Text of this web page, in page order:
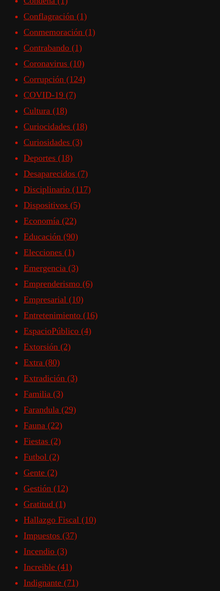
Conflagración (1)
Conmemoración (1)
Contrabando (1)
Coronavirus (10)
Corrupción (124)
COVID-19 (7)
Cultura (18)
Curiocidades (18)
Curiosidades (3)
Deportes (18)
Desaparecidos (7)
Disciplinario (117)
Dispositivos (5)
Economía (22)
Educación (90)
Elecciones (1)
Emergencia (3)
Emprenderismo (6)
Empresarial (10)
Entretenimiento (16)
EspacioPúblico (4)
Extorsión (2)
Extra (80)
Extradición (3)
Familia (3)
Farandula (29)
Fauna (22)
Fiestas (2)
Futbol (2)
Gente (2)
Gestión (12)
Gratitud (1)
Hallazgo Fiscal (10)
Impuestos (37)
Incendio (3)
Increible (41)
Indignante (71)